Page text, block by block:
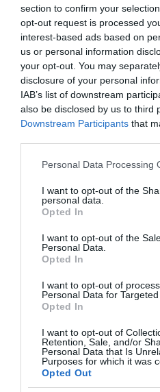
section to confirm your
opt-out request is processed
interest-based ads based on
us or personal information
your opt-out. You may
disclosure of your personal
IAB’s list of downstream
also be disclosed by us to third
Downstream Participants that
Please note that this website/
not limited to your visit or
grant or deny consent to
use your data for below
consent section.
Personal Data Processing
I want to opt-out of the
personal data.
Opted In
I want to opt-out of the
Personal Data.
Opted In
I want to opt-out of
Personal Data for Targeted
Opted In
I want to opt-out of
Retention, Sale, and/or
Personal Data that Is
Purposes for which it was
Opted Out
Οι άνθρωποι, οι
το ελληνικό
πολιτισμός που μας
ΌΣΑ
ΓΙΑ ΤΟ
Β. Ταλαμάγκας: Στο
κυβέρνηση
Το σχέδιο του
μπορεί να μείνει στο
για
Ιππασία – Η Ελλάδα στο